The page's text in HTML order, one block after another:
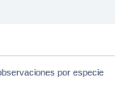
por especie